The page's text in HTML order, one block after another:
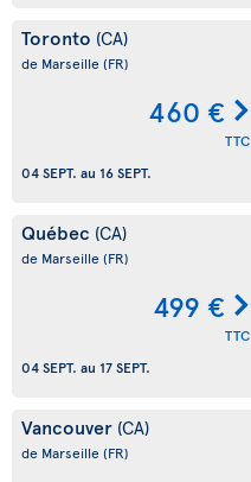
Toronto (CA)
de Marseille (FR)
460 €
TTC
04 SEPT. au 16 SEPT.
Québec (CA)
de Marseille (FR)
499 €
TTC
04 SEPT. au 17 SEPT.
Vancouver (CA)
de Marseille (FR)